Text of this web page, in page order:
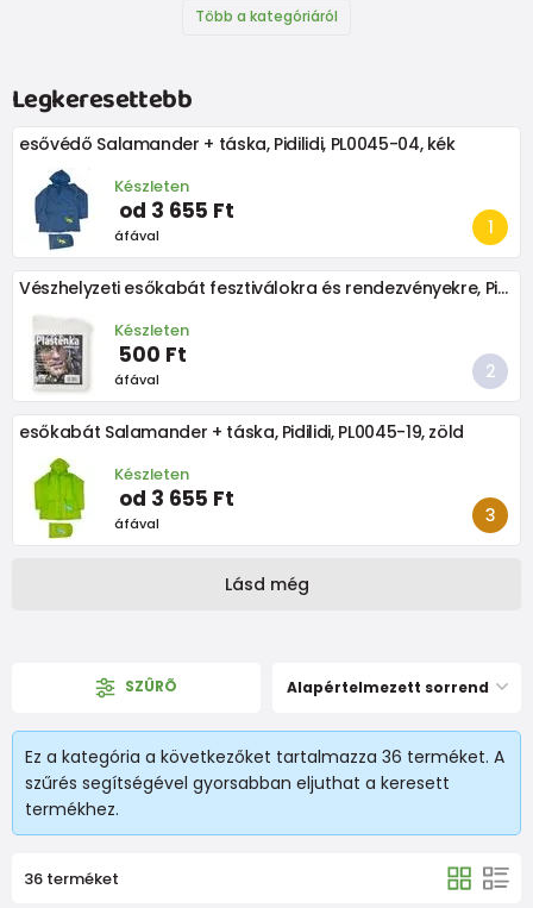
PEVA anyagból készült, amelynek az az előnye, hogy a PVC-
Több a kategóriáról
Legkeresettebb
esővédő Salamander + táska, Pidilidi, PL0045-04, kék
Készleten
od 3 655 Ft
áfával
Vészhelyzeti esőkabát fesztiválokra és rendezvényekre, Pidilidi, PL0101-22, unisex
Készleten
500 Ft
áfával
esőkabát Salamander + táska, Pidilidi, PL0045-19, zöld
Készleten
od 3 655 Ft
áfával
Lásd még
SZÛRÕ Alapértelmezett sorrend
Ez a kategória a következőket tartalmazza 36 terméket. A
szűrés segítségével gyorsabban eljuthat a keresett
termékhez.
36 terméket